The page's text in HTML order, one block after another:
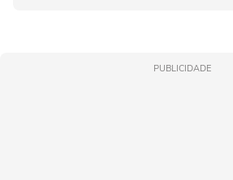
PUBLICIDADE